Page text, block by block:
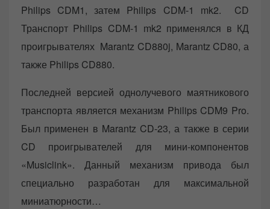
Philips CDM1, затем Philips CDM-1 mk2. CD
Транспорт Philips CDM-1 mk2 применялся в КД
проигрывателях Marantz CD880j, Marantz CD80, а
также Philips CD880.
Последней версией однолучевого маятникового
транспорта является механизм Philips CDM9 Pro.
Был применен в Marantz CD-23, а также в серии
CD проигрывателей для мини-компонентов
«Musiclink». Данный механизм привода был
специально разработан для максимальной
миниатюрности…